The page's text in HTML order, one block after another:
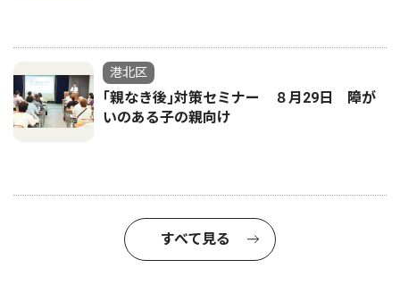
港北区
｢親なき後｣対策セミナー ８月29日 障が
いのある子の親向け
すべて見る